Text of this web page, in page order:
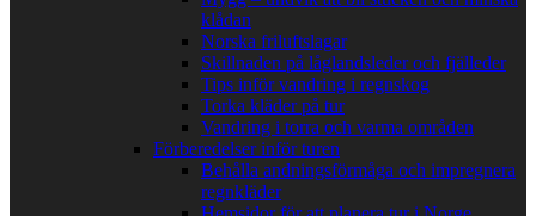
klådan
Norska friluftslagar
Skillnaden på låglandsleder och fjälleder
Tips inför vandring i regnskog
Torka kläder på tur
Vandring i torra och varma områden
Förberedelser inför turen
Behålla andningsförmåga och impregnera
regnkläder